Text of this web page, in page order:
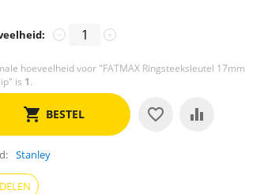
+
−
hoeveelheid voor "FATMAX Ringsteeksleutel 17mm
is 1.
BESTEL
Stanley
DELEN